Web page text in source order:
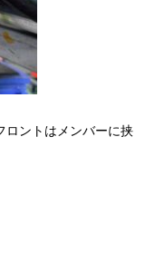
ロントはメンバーに挟